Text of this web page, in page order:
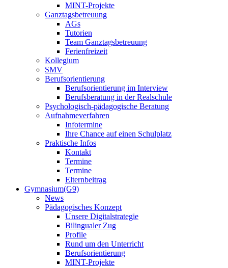
MINT-Projekte
Ganztagsbetreuung
AGs
Tutorien
Team Ganztagsbetreuung
Ferienfreizeit
Kollegium
SMV
Berufsorientierung
Berufsorientierung im Interview
Berufsberatung in der Realschule
Psychologisch-pädagogische Beratung
Aufnahmeverfahren
Infotermine
Ihre Chance auf einen Schulplatz
Praktische Infos
Kontakt
Termine
Termine
Elternbeitrag
Gymnasium(G9)
News
Pädagogisches Konzept
Unsere Digitalstrategie
Bilingualer Zug
Profile
Rund um den Unterricht
Berufsorientierung
MINT-Projekte